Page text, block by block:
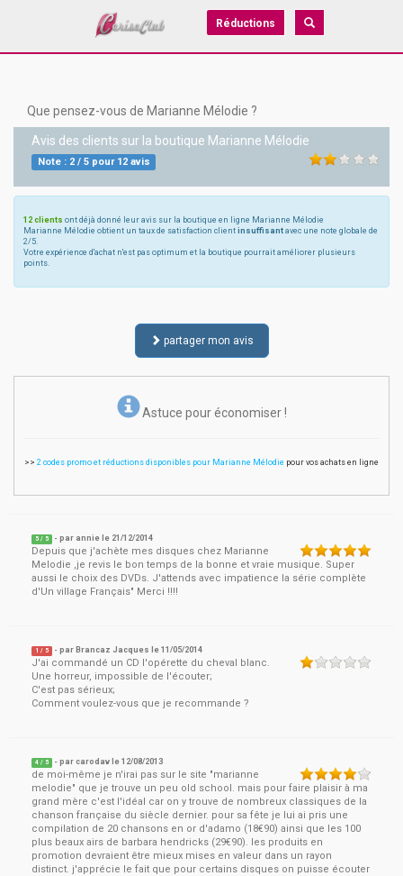
Réductions
Que pensez-vous de Marianne Mélodie ?
Avis des clients sur la boutique Marianne Mélodie
Note : 2/ 5pour 12avis
12 clients ont déjà donné leur avis sur la boutique en ligne Marianne Mélodie
Marianne Mélodie obtient un taux de satisfaction client insuffisant avec une note globale de
2/5.
Votre expérience d'achat n'est pas optimum et la boutique pourrait améliorer plusieurs
points.
partager mon avis
Astuce pour économiser !
>> 2 codes promo et réductions disponibles pour Marianne Mélodie pour vos achats en ligne
5 / 5 - par annie le 21/12/2014
Depuis que j'achète mes disques chez Marianne
Melodie ,je revis le bon temps de la bonne et vraie musique. Super
aussi le choix des DVDs. J'attends avec impatience la série complète
d'Un village Français" Merci !!!!
1 / 5 - par Brancaz Jacques le11/05/2014
J'ai commandé un CD l'opérette du cheval blanc.
Une horreur, impossible de l'écouter;
C'est pas sérieux;
Comment voulez-vous que je recommande ?
4 / 5 - parcarodav le12/08/2013
de moi-même je n'irai pas sur le site "marianne
melodie" que je trouve un peu old school. mais pour faire plaisir à ma
grand mère c'est l'idéal car on y trouve de nombreux classiques de la
chanson française du siècle dernier. pour sa fête je lui ai pris une
compilation de 20 chansons en or d'adamo (18€90) ainsi que les 100
plus beaux airs de barbara hendricks (29€90). les produits en
promotion devraient être mieux mises en valeur dans un rayon
distinct. j'apprécie le fait que pour certains disques on puisse écouter